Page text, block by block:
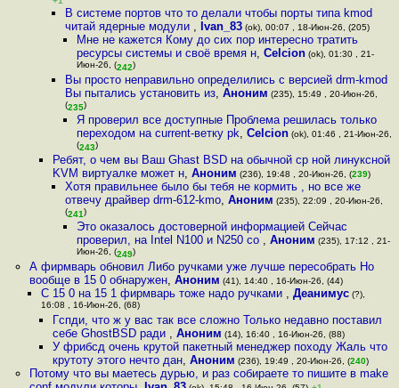
В системе портов что то делали чтобы порты типа kmod
читай ядерные модули , Ivan_83(ok), 00:07 , 18-Июн-26, (205)
Мне не кажется Кому до сих пор интересно тратить
ресурсы системы и своё время н, Celcion(ok), 01:30 , 21-
Июн-26, (242)
Вы просто неправильно определились с версией drm-kmod
Вы пытались установить из, Аноним (235), 15:49 , 20-Июн-26,
(235)
Я проверил все доступные Проблема решилась только
переходом на current-ветку pk, Celcion(ok), 01:46 , 21-Июн-26,
(243)
Ребят, о чем вы Ваш Ghast BSD на обычной ср ной линуксной
KVM виртуалке может н,Аноним (236), 19:48 , 20-Июн-26, (239)
Хотя правильнее было бы тебя не кормить , но все же
отвечу драйвер drm-612-kmo, Аноним (235), 22:09 , 20-Июн-26,
(241)
Это оказалось достоверной информацией Сейчас
проверил, на Intel N100 и N250 со , Аноним (235), 17:12 , 21-
Июн-26, (249)
А фирмварь обновил Либо ручками уже лучше пересобрать Но
вообще в 15 0 обнаружен, Аноним (41), 14:40 , 16-Июн-26, (44)
С 15 0 на 15 1 фирмварь тоже надо ручками , Деанимус(?),
16:08 , 16-Июн-26, (68)
Гспди, что ж у вас так все сложно Только недавно поставил
себе GhostBSD ради ,Аноним (14), 16:40 , 16-Июн-26, (88)
У фрибсд очень крутой пакетный менеджер походу Жаль что
крутоту этого нечто дан,Аноним (236), 19:49 , 20-Июн-26, (240)
Потому что вы маетесь дурью, и раз собираете то пишите в make